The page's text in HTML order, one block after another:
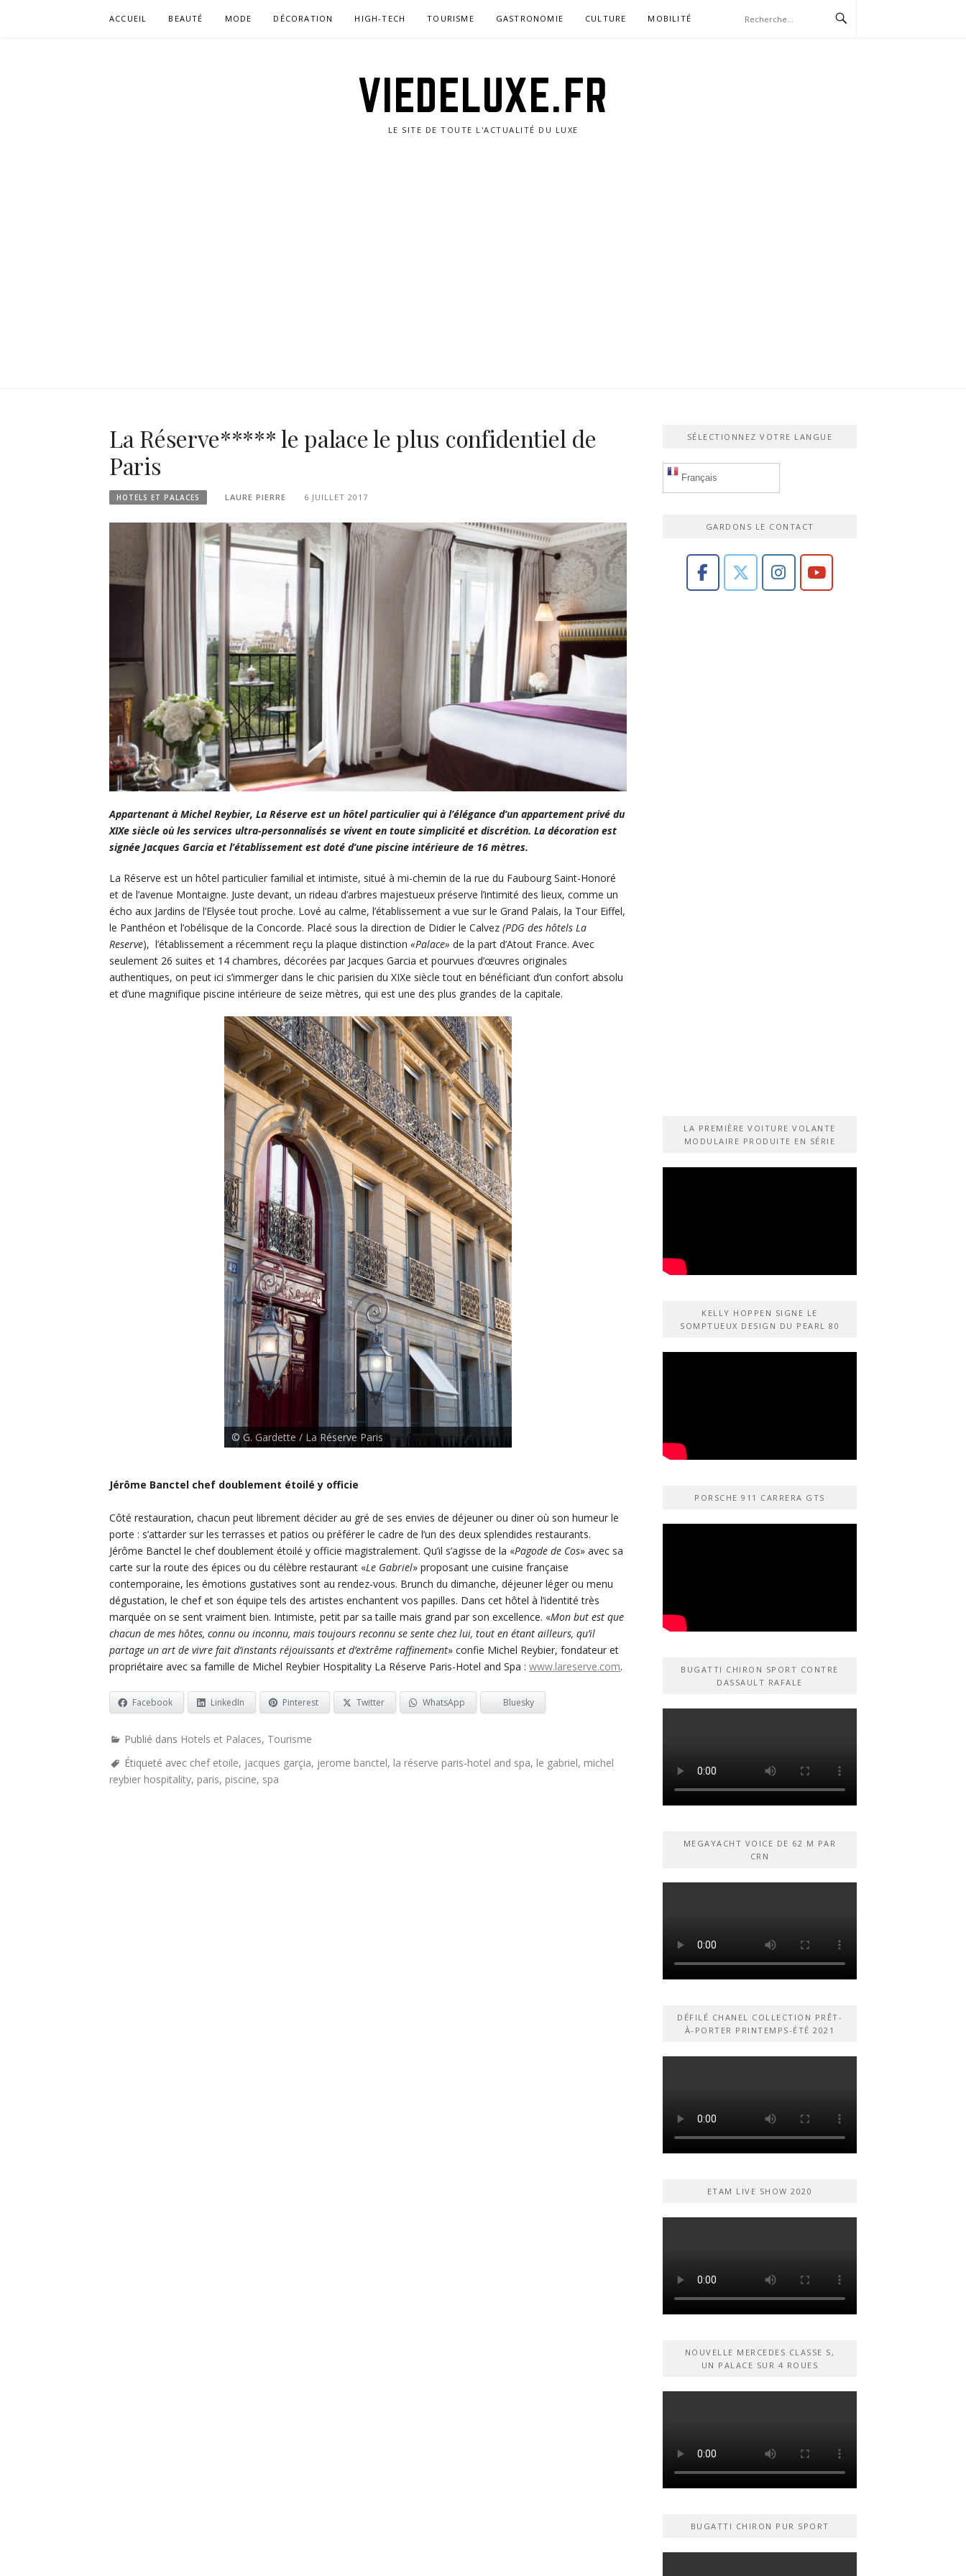
ACCUEIL BEAUTÉ MODE DÉCORATION HIGH-TECH TOURISME GASTRONOMIE CULTURE MOBILITÉ
VIEDELUXE.FR
LE SITE DE TOUTE L'ACTUALITÉ DU LUXE
La Réserve***** le palace le plus confidentiel de
Paris
HOTELS ET PALACES LAURE PIERRE 6 JUILLET 2017
Appartenant à Michel Reybier, La Réserve est un hôtel particulier qui à l’élégance d’un appartement privé du
XIXe siècle où les services ultra-personnalisés se vivent en toute simplicité et discrétion. La décoration est
signée Jacques Garcia et l’établissement est doté d’une piscine intérieure de 16 mètres.
La Réserve est un hôtel particulier familial et intimiste, situé à mi-chemin de la rue du Faubourg Saint-Honoré
et de l’avenue Montaigne. Juste devant, un rideau d’arbres majestueux préserve l’intimité des lieux, comme un
écho aux Jardins de l’Elysée tout proche. Lové au calme, l’établissement a vue sur le Grand Palais, la Tour Eiffel,
le Panthéon et l’obélisque de la Concorde. Placé sous la direction de Didier le Calvez (PDG des hôtels La
Reserve), l’établissement a récemment reçu la plaque distinction «Palace» de la part d’Atout France. Avec
seulement 26 suites et 14 chambres, décorées par Jacques Garcia et pourvues d’œuvres originales
authentiques, on peut ici s’immerger dans le chic parisien du XIXe siècle tout en bénéficiant d’un confort absolu
et d’une magnifique piscine intérieure de seize mètres, qui est une des plus grandes de la capitale.
© G. Gardette / La Réserve Paris
Jérôme Banctel chef doublement étoilé y officie
Côté restauration, chacun peut librement décider au gré de ses envies de déjeuner ou diner où son humeur le
porte : s’attarder sur les terrasses et patios ou préférer le cadre de l’un des deux splendides restaurants.
Jérôme Banctel le chef doublement étoilé y officie magistralement. Qu’il s’agisse de la «Pagode de Cos» avec sa
carte sur la route des épices ou du célèbre restaurant «Le Gabriel» proposant une cuisine française
contemporaine, les émotions gustatives sont au rendez-vous. Brunch du dimanche, déjeuner léger ou menu
dégustation, le chef et son équipe tels des artistes enchantent vos papilles. Dans cet hôtel à l’identité très
marquée on se sent vraiment bien. Intimiste, petit par sa taille mais grand par son excellence. «Mon but est que
chacun de mes hôtes, connu ou inconnu, mais toujours reconnu se sente chez lui, tout en étant ailleurs, qu’il
partage un art de vivre fait d’instants réjouissants et d’extrême raffinement» confie Michel Reybier, fondateur et
propriétaire avec sa famille de Michel Reybier Hospitality La Réserve Paris-Hotel and Spa : www.lareserve.com.
Facebook LinkedIn Pinterest Twitter WhatsApp Bluesky
Publié dans Hotels et Palaces, Tourisme
Étiqueté avec chef etoile, jacques garçia, jerome banctel, la réserve paris-hotel and spa, le gabriel, michel
reybier hospitality, paris, piscine, spa
SÉLECTIONNEZ VOTRE LANGUE
Français
GARDONS LE CONTACT
LA PREMIÈRE VOITURE VOLANTE
MODULAIRE PRODUITE EN SÉRIE
KELLY HOPPEN SIGNE LE
SOMPTUEUX DESIGN DU PEARL 80
PORSCHE 911 CARRERA GTS
BUGATTI CHIRON SPORT CONTRE
DASSAULT RAFALE
MEGAYACHT VOICE DE 62 M PAR
CRN
DÉFILÉ CHANEL COLLECTION PRÊT-
À-PORTER PRINTEMPS-ÉTÉ 2021
ETAM LIVE SHOW 2020
NOUVELLE MERCEDES CLASSE S,
UN PALACE SUR 4 ROUES
BUGATTI CHIRON PUR SPORT